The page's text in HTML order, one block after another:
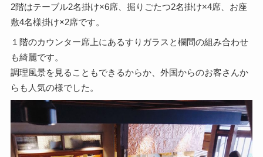
2階はテーブル2名掛け×6席、掘りごたつ2名掛け×4席、お座
敷4名様掛け×2席です。
１階のカウンター席上にあるすりガラスと欄間の組み合わせ
も綺麗です。
調理風景を見ることもできるからか、外国からのお客さんか
らも人気の様でした。